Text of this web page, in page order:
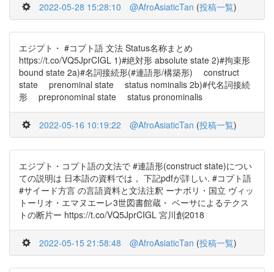
2022-05-28 15:28:10 @AfroAsiaticTan (投稿一覧)
エジプト・ #コプト語 文法 Status名称まとめ
https://t.co/VQ5JprCIGL 1)#絶対形 absolute state 2)#拘束形
bound state 2a)#名詞接続形(#連語形/構築形) construct
state prenominal state status nominalis 2b)#代名詞接続
形 prepronominal state status pronominalis
2022-05-16 10:19:22 @AfroAsiaticTan (投稿一覧)
エジプト・コプト語の文法で #連語形(construct state)につい
ての説明は 日本語の資料では， 下記pdfが詳しい. #コプト語
#サイード方言 の言語資料と文法注釈 ーナポリ・国立 ヴィッ
トーリオ・エマヌエーレ3世図書館蔵・ ベーサによるテクス
トの断片ー https://t.co/VQ5JprCIGL 宮川創2018
2022-05-15 21:58:48 @AfroAsiaticTan (投稿一覧)